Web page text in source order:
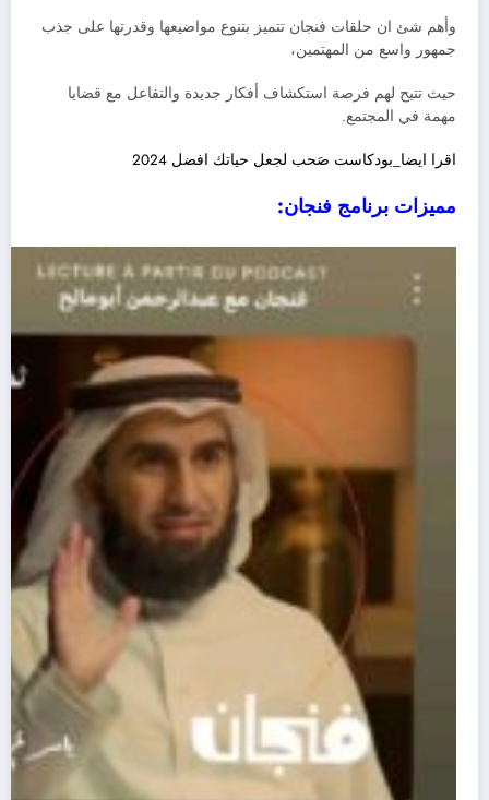
وأهم شئ ان حلقات فنجان تتميز بتنوع مواضيعها وقدرتها على جذب
جمهور واسع من المهتمين،
حيث تتيح لهم فرصة استكشاف أفكار جديدة والتفاعل مع قضايا
مهمة في المجتمع.
اقرا ايضا_بودكاست صَحب لجعل حياتك افضل 2024
مميزات برنامج فنجان: